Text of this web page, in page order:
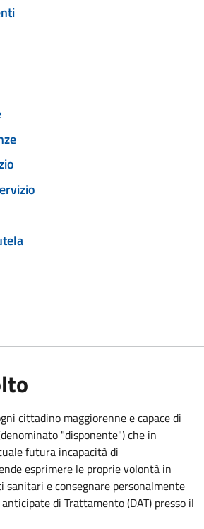
cittadino maggiorenne e capace di
"disponente") che in
futura incapacità di
esprimere le proprie volontà in
e consegnare personalmente
di Trattamento (DAT) presso il